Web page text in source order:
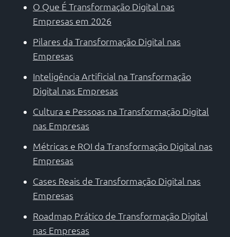
O Que É Transformação Digital nas
Empresas em 2026
Pilares da Transformação Digital nas
Empresas
Inteligência Artificial na Transformação
Digital nas Empresas
Cultura e Pessoas na Transformação Digital
nas Empresas
Métricas e ROI da Transformação Digital nas
Empresas
Cases Reais de Transformação Digital nas
Empresas
Roadmap Prático de Transformação Digital
nas Empresas